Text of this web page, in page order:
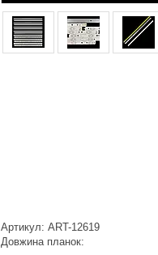
Артикул: ART-12619
Довжина планок: